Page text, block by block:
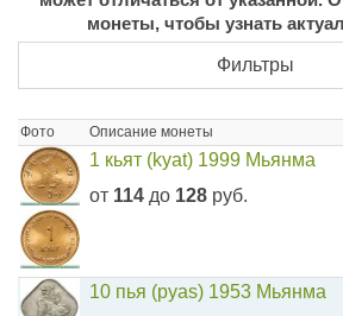
монеты, чтобы узнать
Фильтры
Фото Описание монеты
1 кьят (kyat) 1999 Мьянма
от 114 до 128 руб.
10 пья (pyas) 1953 Мьянма